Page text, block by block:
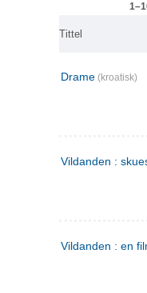
Tittel
Drame (kroatisk)
Vildanden :
Vildanden : en